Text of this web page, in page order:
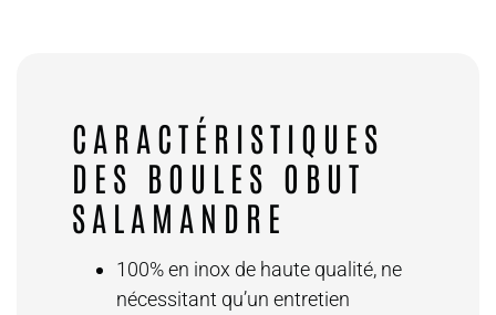
CARACTÉRISTIQUES
DES BOULES OBUT
SALAMANDRE
100% en inox de haute qualité, ne
nécessitant qu’un entretien